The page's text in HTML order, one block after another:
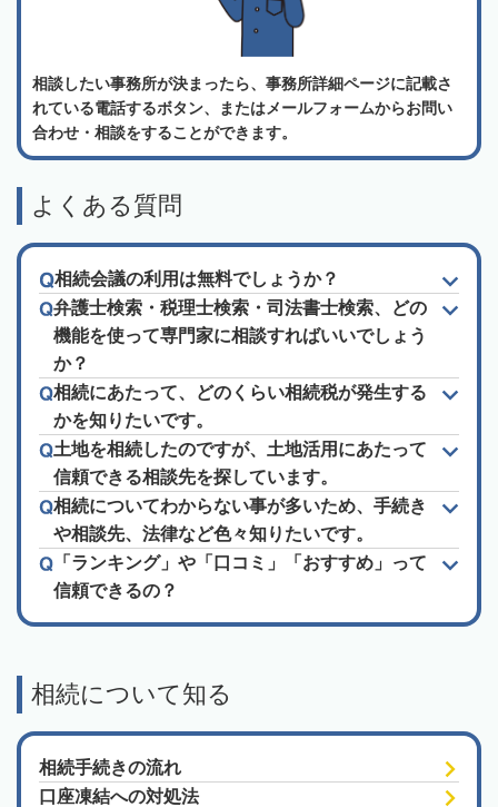
相談したい事務所が決まったら、事務所詳細ページに記載さ
れている電話するボタン、またはメールフォームからお問い
合わせ・相談をすることができます。
よくある質問
相続会議の利用は無料でしょうか？
弁護士検索・税理士検索・司法書士検索、どの
機能を使って専門家に相談すればいいでしょう
か？
相続にあたって、どのくらい相続税が発生する
かを知りたいです。
土地を相続したのですが、土地活用にあたって
信頼できる相談先を探しています。
相続についてわからない事が多いため、手続き
や相談先、法律など色々知りたいです。
「ランキング」や「口コミ」「おすすめ」って
信頼できるの？
相続について知る
相続手続きの流れ
口座凍結への対処法